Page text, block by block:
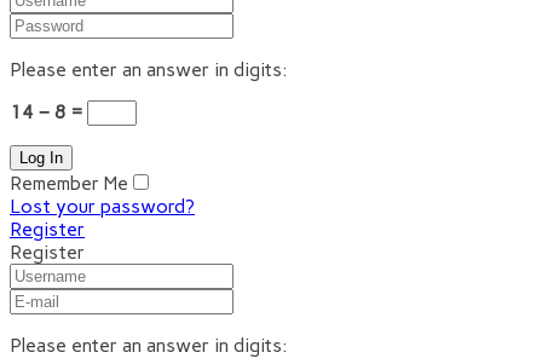
Please enter an answer in digits:
14 − 8 =
Remember Me
Lost your password?
Register
Register
Please enter an answer in digits: